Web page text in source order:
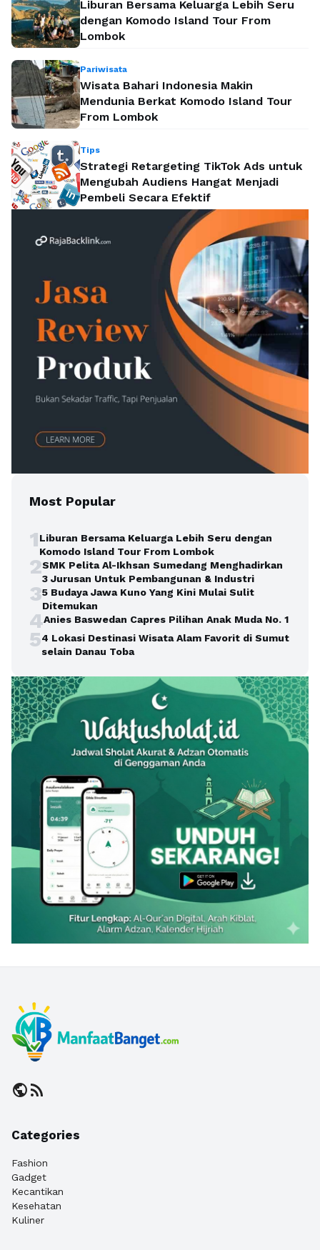
Liburan Bersama Keluarga Lebih Seru
dengan Komodo Island Tour From
Lombok
Pariwisata
Wisata Bahari Indonesia Makin
Mendunia Berkat Komodo Island Tour
From Lombok
Tips
Strategi Retargeting TikTok Ads untuk
Mengubah Audiens Hangat Menjadi
Pembeli Secara Efektif
Most Popular
1Liburan Bersama Keluarga Lebih Seru dengan
Komodo Island Tour From Lombok
2SMK Pelita Al-Ikhsan Sumedang Menghadirkan
3 Jurusan Untuk Pembangunan & Industri
35 Budaya Jawa Kuno Yang Kini Mulai Sulit
Ditemukan
4Anies Baswedan Capres Pilihan Anak Muda No. 1
54 Lokasi Destinasi Wisata Alam Favorit di Sumut
selain Danau Toba
publicrss_feed
Categories
Fashion
Gadget
Kecantikan
Kesehatan
Kuliner